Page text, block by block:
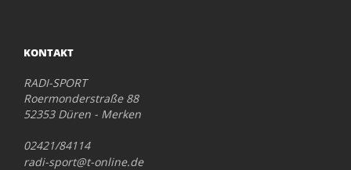
KONTAKT
RADI-SPORT
Roermonderstraße 88
52353 Düren - Merken
02421/84114
radi-sport@t-online.de